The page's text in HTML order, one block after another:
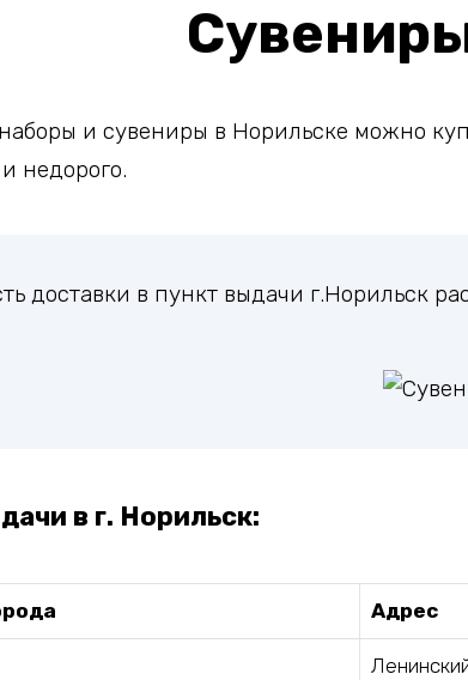
и сувениры в Норильске можно
недорого.
доставки в пункт выдачи г.Норильск
в г. Норильск:
Адрес